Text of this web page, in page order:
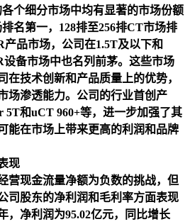
个细分市场中均有显著的市场份额
排名第一，128排至256排CT市场排
品市场，公司在1.5T及以下和
备市场中也名列前茅。这些市场
在技术创新和产品质量上的优势，
场渗透能力。公司的行业首创产
5T和uCT 960+等，进一步加强了其
能在市场上带来更高的利润和品牌
现
营现金流量净额为负数的挑战，但
司股东的净利润和毛利率方面表现
，净利润为95.02亿元，同比增长